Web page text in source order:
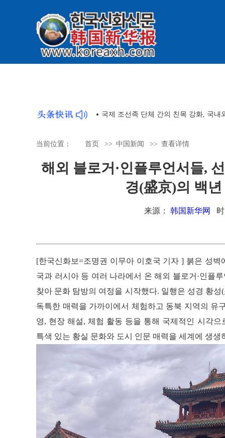
국제 조선족 단체 간의 친목 강화, 국내
当前位置： 首页 >> 中国新闻 >> 查看详情
해외 블로거·인플루언서들,
경(盛京)의 백
来源： 韩国新华网 时
[한국신화보=조명권 이무아 이호국 기자 ] 붉은 성
국과 러시아 등 여러 나라에서 온 해외 블로거·인플
찾아 문화 탐방의 여정을 시작했다. 일행은 성경 황
독특한 매력을 가까이에서 체험하고 동북 지역의 유
영, 현장 해설, 체험 활동 등을 통해 국제적인 시각
특색 있는 황실 문화와 도시 인문 매력을 세계에 생생